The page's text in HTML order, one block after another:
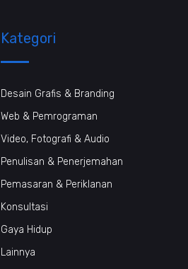
Kategori
Desain Grafis & Branding
Web & Pemrograman
Video, Fotografi & Audio
Penulisan & Penerjemahan
Pemasaran & Periklanan
Konsultasi
Gaya Hidup
Lainnya